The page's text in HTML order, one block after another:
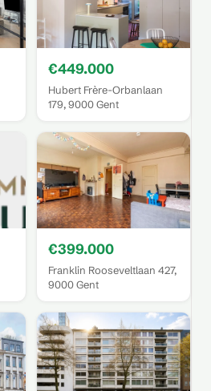
€449.000
Hubert Frère-Orbanlaan
179, 9000 Gent
€399.000
Franklin Rooseveltlaan 427,
9000 Gent